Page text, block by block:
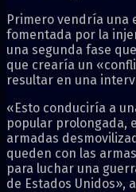
Primero vendría una
fomentada por la
una segunda fase
que crearía un
resultar en una
«Esto conduciría a
popular prolongada,
armadas
queden con las
para luchar una
de Estados Unidos»,